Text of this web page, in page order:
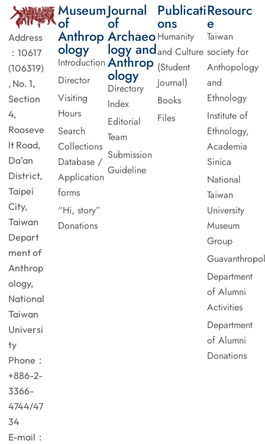
Address
：10617
(106319)
, No. 1,
Section
4,
Rooseve
lt Road,
Da’an
District,
Taipei
City,
Taiwan
Depart
ment of
Anthrop
ology,
National
Taiwan
Universi
ty
Phone：
+886-2-
3366-
4744/47
34
E-mail：
Museum
of
Anthrop
ology
Introduction
Director
Visiting
Hours
Search
Collections
Database /
Application
forms
“Hi, story”
Donations
Journal
of
Archaeo
logy and
Anthrop
ology
Directory
Index
Editorial
Team
Submission
Guideline
Publicati
ons
Humanity
and Culture
(Student
Journal)
Books
Files
Resourc
e
Taiwan
society for
Anthopology
and
Ethnology
Institute of
Ethnology,
Academia
Sinica
National
Taiwan
University
Museum
Group
Department
of Alumni
Activities
Department
of Alumni
Donations